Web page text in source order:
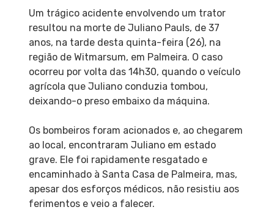
Um trágico acidente envolvendo um trator
resultou na morte de Juliano Pauls, de 37
anos, na tarde desta quinta-feira (26), na
região de Witmarsum, em Palmeira. O caso
ocorreu por volta das 14h30, quando o veículo
agrícola que Juliano conduzia tombou,
deixando-o preso embaixo da máquina.
Os bombeiros foram acionados e, ao chegarem
ao local, encontraram Juliano em estado
grave. Ele foi rapidamente resgatado e
encaminhado à Santa Casa de Palmeira, mas,
apesar dos esforços médicos, não resistiu aos
ferimentos e veio a falecer.